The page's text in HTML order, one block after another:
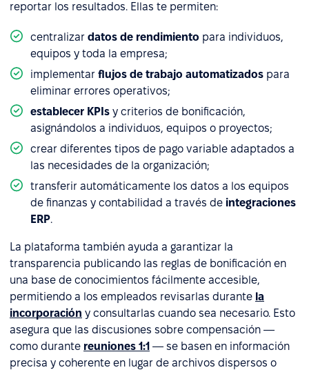
reportar los resultados. Ellas te permiten:
centralizar datos de rendimiento para individuos,
equipos y toda la empresa;
implementar flujos de trabajo automatizados para
eliminar errores operativos;
establecer KPIs y criterios de bonificación,
asignándolos a individuos, equipos o proyectos;
crear diferentes tipos de pago variable adaptados a
las necesidades de la organización;
transferir automáticamente los datos a los equipos
de finanzas y contabilidad a través de integraciones
ERP.
La plataforma también ayuda a garantizar la
transparencia publicando las reglas de bonificación en
una base de conocimientos fácilmente accesible,
permitiendo a los empleados revisarlas durante la
incorporación y consultarlas cuando sea necesario. Esto
asegura que las discusiones sobre compensación —
como durante reuniones 1:1 — se basen en información
precisa y coherente en lugar de archivos dispersos o